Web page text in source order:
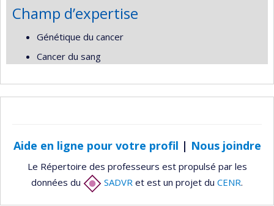
Champ d’expertise
Génétique du cancer
Cancer du sang
Aide en ligne pour votre profil | Nous joindre
Le Répertoire des professeurs est propulsé par les
données du
SADVR et est un projet du CENR.